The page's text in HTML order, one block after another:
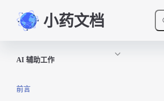
Skip to content小药文档
AI 辅助工作
前言